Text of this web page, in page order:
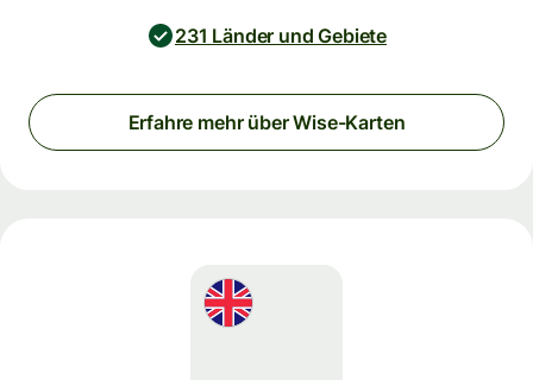
231 Länder und Gebiete
Erfahre mehr über Wise-Karten